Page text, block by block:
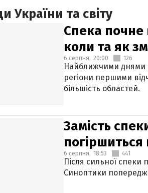
України та світу
Спека почне
коли та як
6 серпня, 20:00 126
Найближчими днями в
регіони першими
більшість областей.
Замість
погіршиться
6 серпня, 18:53 441
Після сильної спеки
Синоптики